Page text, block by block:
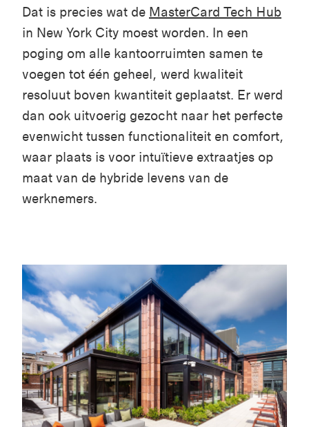
Dat is precies wat de MasterCard Tech Hub
in New York City moest worden. In een
poging om alle kantoorruimten samen te
voegen tot één geheel, werd kwaliteit
resoluut boven kwantiteit geplaatst. Er werd
dan ook uitvoerig gezocht naar het perfecte
evenwicht tussen functionaliteit en comfort,
waar plaats is voor intuïtieve extraatjes op
maat van de hybride levens van de
werknemers.